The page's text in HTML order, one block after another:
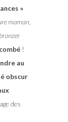
»
maman,
!
au
obscur
des